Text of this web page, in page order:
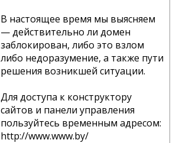
В настоящее время мы выясняем
— действительно ли домен
заблокирован, либо это взлом
либо недоразумение, а также пути
решения возникшей ситуации.
Для доступа к конструктору
сайтов и панели управления
пользуйтесь временным адресом:
http://www.www.by/